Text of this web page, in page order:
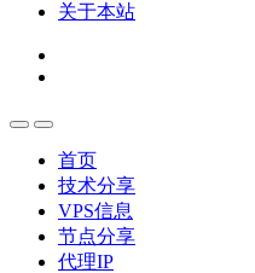
关于本站
首页
技术分享
VPS信息
节点分享
代理IP